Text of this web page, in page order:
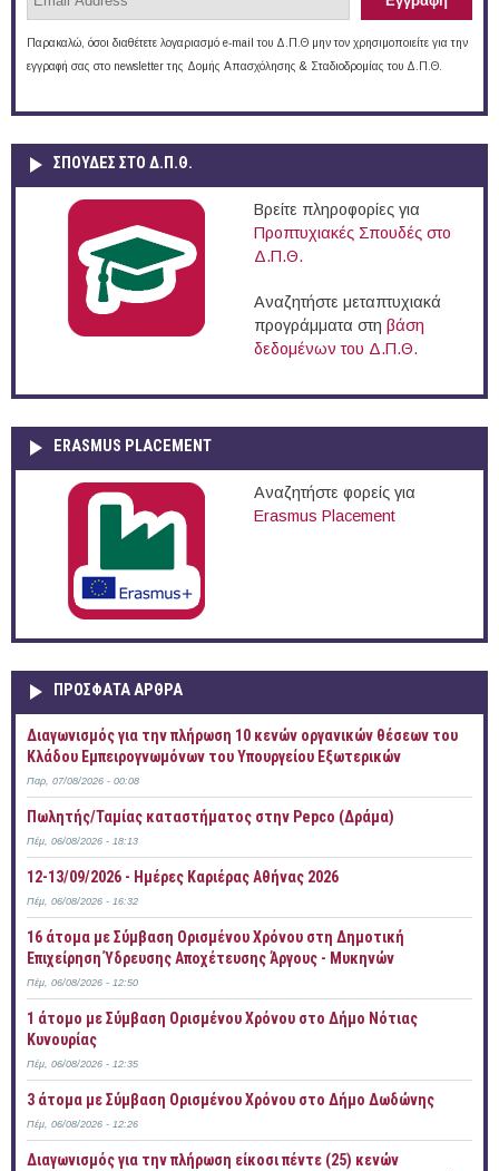
Παρακαλώ, όσοι διαθέτετε λογαριασμό e-mail του Δ.Π.Θ μην τον χρησιμοποιείτε για την
εγγραφή σας στο newsletter της Δομής Απασχόλησης & Σταδιοδρομίας του Δ.Π.Θ.
ΣΠΟΥΔΈΣ ΣΤΟ Δ.Π.Θ.
Βρείτε πληροφορίες για
Προπτυχιακές Σπουδές στο
Δ.Π.Θ.
Αναζητήστε μεταπτυχιακά
προγράμματα στη βάση
δεδομένων του Δ.Π.Θ.
ERASMUS PLACEMENT
Αναζητήστε φορείς για
Erasmus Placement
ΠΡOΣΦΑΤΑ AΡΘΡΑ
Διαγωνισμός για την πλήρωση 10 κενών οργανικών θέσεων του
Κλάδου Εμπειρογνωμόνων του Υπουργείου Εξωτερικών
Παρ, 07/08/2026 - 00:08
Πωλητής/Ταμίας καταστήματος στην Pepco (Δράμα)
Πέμ, 06/08/2026 - 18:13
12-13/09/2026 - Ημέρες Καριέρας Αθήνας 2026
Πέμ, 06/08/2026 - 16:32
16 άτομα με Σύμβαση Ορισμένου Χρόνου στη Δημοτική
Επιχείρηση Ύδρευσης Αποχέτευσης Άργους - Μυκηνών
Πέμ, 06/08/2026 - 12:50
1 άτομο με Σύμβαση Ορισμένου Χρόνου στο Δήμο Νότιας
Κυνουρίας
Πέμ, 06/08/2026 - 12:35
3 άτομα με Σύμβαση Ορισμένου Χρόνου στο Δήμο Δωδώνης
Πέμ, 06/08/2026 - 12:26
Διαγωνισμός για την πλήρωση είκοσι πέντε (25) κενών